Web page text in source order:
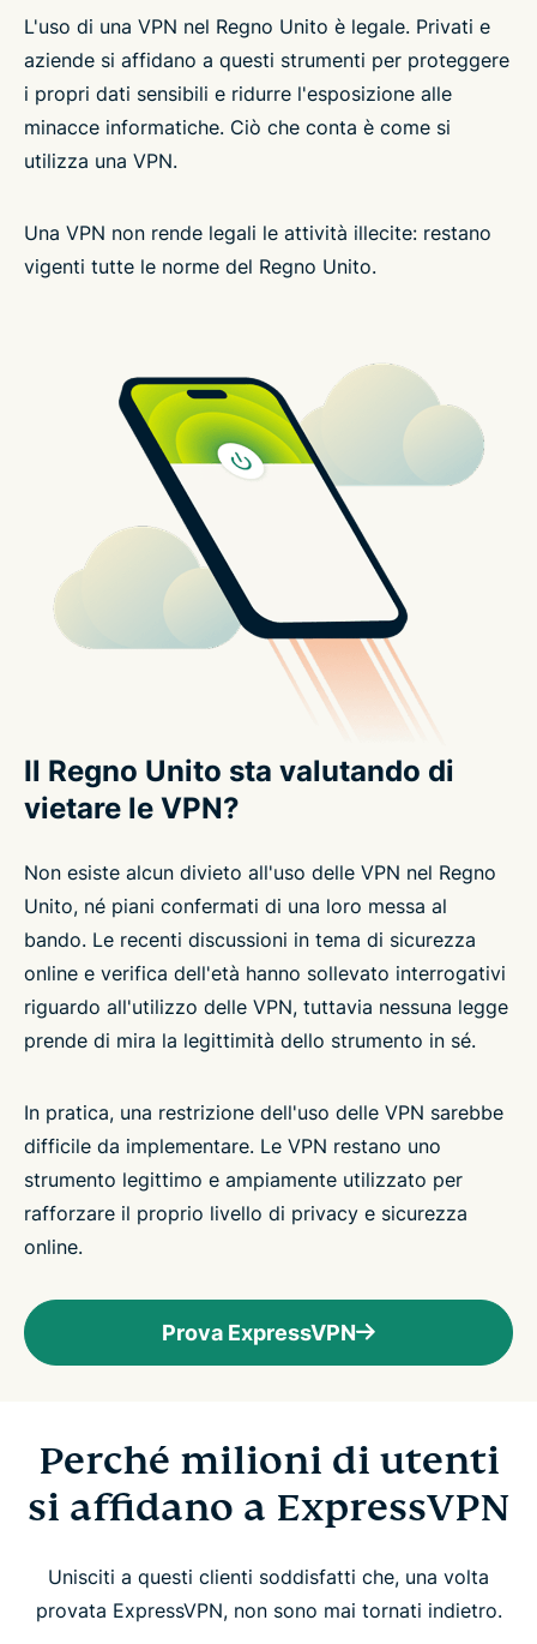
L'uso di una VPN nel Regno Unito è legale. Privati e
aziende si affidano a questi strumenti per proteggere
i propri dati sensibili e ridurre l'esposizione alle
minacce informatiche. Ciò che conta è come si
utilizza una VPN.
Una VPN non rende legali le attività illecite: restano
vigenti tutte le norme del Regno Unito.
Il Regno Unito sta valutando di
vietare le VPN?
Non esiste alcun divieto all'uso delle VPN nel Regno
Unito, né piani confermati di una loro messa al
bando. Le recenti discussioni in tema di sicurezza
online e verifica dell'età hanno sollevato interrogativi
riguardo all'utilizzo delle VPN, tuttavia nessuna legge
prende di mira la legittimità dello strumento in sé.
In pratica, una restrizione dell'uso delle VPN sarebbe
difficile da implementare. Le VPN restano uno
strumento legittimo e ampiamente utilizzato per
rafforzare il proprio livello di privacy e sicurezza
online.
Prova ExpressVPN
Perché milioni di utenti
si affidano a ExpressVPN
Unisciti a questi clienti soddisfatti che, una volta
provata ExpressVPN, non sono mai tornati indietro.